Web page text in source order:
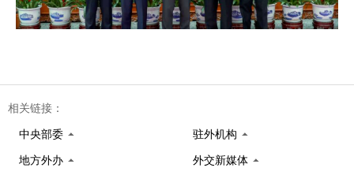
相关链接：
中央部委 驻外机构
地方外办 外交新媒体